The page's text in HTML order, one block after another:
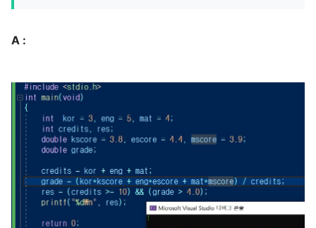
A :